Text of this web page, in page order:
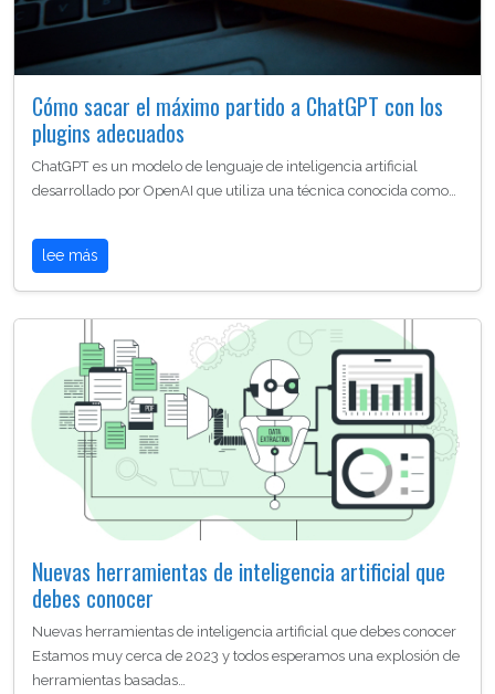
Cómo sacar el máximo partido a ChatGPT con los
plugins adecuados
ChatGPT es un modelo de lenguaje de inteligencia artificial
desarrollado por OpenAI que utiliza una técnica conocida como…
lee más
Nuevas herramientas de inteligencia artificial que
debes conocer
Nuevas herramientas de inteligencia artificial que debes conocer
Estamos muy cerca de 2023 y todos esperamos una explosión de
herramientas basadas…